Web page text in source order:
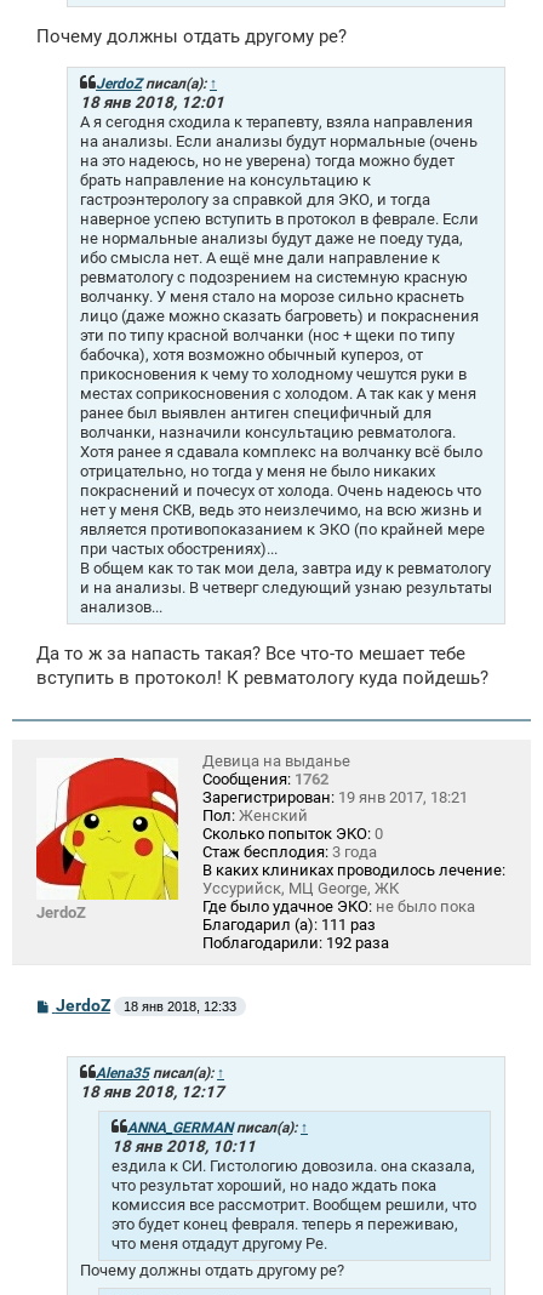
Почему должны отдать другому ре?
JerdoZписал(а): ↑
18 янв 2018, 12:01
А я сегодня сходила к терапевту, взяла направления
на анализы. Если анализы будут нормальные (очень
на это надеюсь, но не уверена) тогда можно будет
брать направление на консультацию к
гастроэнтерологу за справкой для ЭКО, и тогда
наверное успею вступить в протокол в феврале. Если
не нормальные анализы будут даже не поеду туда,
ибо смысла нет. А ещё мне дали направление к
ревматологу с подозрением на системную красную
волчанку. У меня стало на морозе сильно краснеть
лицо (даже можно сказать багроветь) и покраснения
эти по типу красной волчанки (нос + щеки по типу
бабочка), хотя возможно обычный купероз, от
прикосновения к чему то холодному чешутся руки в
местах соприкосновения с холодом. А так как у меня
ранее был выявлен антиген специфичный для
волчанки, назначили консультацию ревматолога.
Хотя ранее я сдавала комплекс на волчанку всё было
отрицательно, но тогда у меня не было никаких
покраснений и почесух от холода. Очень надеюсь что
нет у меня СКВ, ведь это неизлечимо, на всю жизнь и
является противопоказанием к ЭКО (по крайней мере
при частых обострениях)...
В общем как то так мои дела, завтра иду к ревматологу
и на анализы. В четверг следующий узнаю результаты
анализов...
Да то ж за напасть такая? Все что-то мешает тебе
вступить в протокол! К ревматологу куда пойдешь?
JerdoZ
Девица на выданье
Сообщения: 1762
Зарегистрирован: 19 янв 2017, 18:21
Пол: Женский
Сколько попыток ЭКО: 0
Стаж бесплодия: 3 года
В каких клиниках проводилось лечение:
Уссурийск, МЦ George, ЖК
Где было удачное ЭКО: не было пока
Благодарил (а): 111 раз
Поблагодарили: 192 раза
JerdoZ 18 янв 2018, 12:33
Alena35писал(а): ↑
18 янв 2018, 12:17
ANNA_GERMANписал(а): ↑
18 янв 2018, 10:11
ездила к СИ. Гистологию довозила. она сказала,
что результат хороший, но надо ждать пока
комиссия все рассмотрит. Вообщем решили, что
это будет конец февраля. теперь я переживаю,
что меня отдадут другому Ре.
Почему должны отдать другому ре?